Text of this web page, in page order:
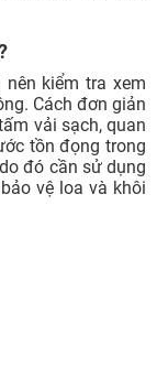
nên kiểm tra xem
Cách đơn giản
vải sạch, quan
tồn đọng trong
đó cần sử dụng
vệ loa và khôi